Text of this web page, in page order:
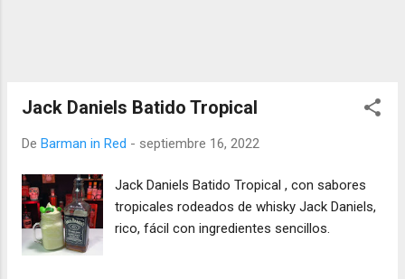
Jack Daniels Batido Tropical
De Barman in Red - septiembre 16, 2022
Jack Daniels Batido Tropical , con sabores
tropicales rodeados de whisky Jack Daniels,
rico, fácil con ingredientes sencillos.